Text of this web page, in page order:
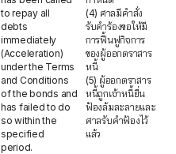
to repay all
debts
immediately
(Acceleration)
under the Terms
and Conditions
of the bonds and
has failed to do
so within the
specified
period.
(4) ศาลมีคำสั่ง
รับคำร้องขอให้มี
การฟื้นฟูกิจการ
ของผู้ออกตราสาร
หนี้
(5) ผู้ออกตราสาร
หนี้ถูกเจ้าหนี้ยื่น
ฟ้องล้มละลายและ
ศาลรับคำฟ้องไว้
แล้ว